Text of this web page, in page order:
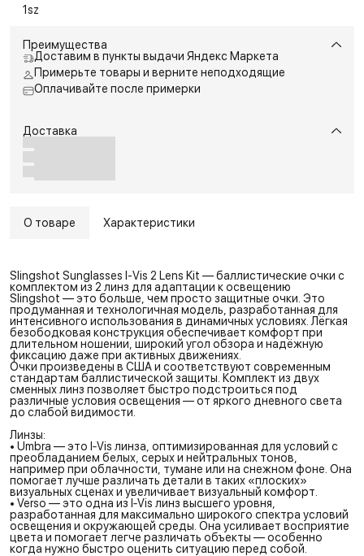
1sz
Преимущества
Доставим в пункты выдачи Яндекс Маркета
Примерьте товары и верните неподходящие
Оплачивайте после примерки
Доставка
О товаре Характеристики
Slingshot Sunglasses I-Vis 2 Lens Kit — баллистические очки с
комплектом из 2 линз для адаптации к освещению
Slingshot — это больше, чем просто защитные очки. Это
продуманная и технологичная модель, разработанная для
интенсивного использования в динамичных условиях. Лёгкая
безободковая конструкция обеспечивает комфорт при
длительном ношении, широкий угол обзора и надёжную
фиксацию даже при активных движениях.
Очки произведены в США и соответствуют современным
стандартам баллистической защиты. Комплект из двух
сменных линз позволяет быстро подстроиться под
различные условия освещения — от яркого дневного света
до слабой видимости.
Линзы:
• Umbra — это I‑Vis линза, оптимизированная для условий с
преобладанием белых, серых и нейтральных тонов,
например при облачности, тумане или на снежном фоне. Она
помогает лучше различать детали в таких «плоских»
визуальных сценах и увеличивает визуальный комфорт.
• Verso — это одна из I‑Vis линз высшего уровня,
разработанная для максимально широкого спектра условий
освещения и окружающей среды. Она усиливает восприятие
цвета и помогает легче различать объекты — особенно
когда нужно быстро оценить ситуацию перед собой.